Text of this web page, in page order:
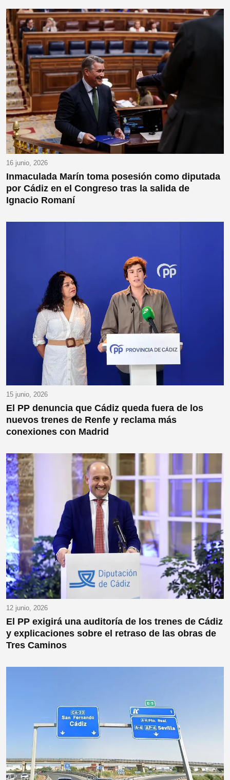
16 junio, 2026
Inmaculada Marín toma posesión como diputada
por Cádiz en el Congreso tras la salida de
Ignacio Romaní
15 junio, 2026
El PP denuncia que Cádiz queda fuera de los
nuevos trenes de Renfe y reclama más
conexiones con Madrid
12 junio, 2026
El PP exigirá una auditoría de los trenes de Cádiz
y explicaciones sobre el retraso de las obras de
Tres Caminos